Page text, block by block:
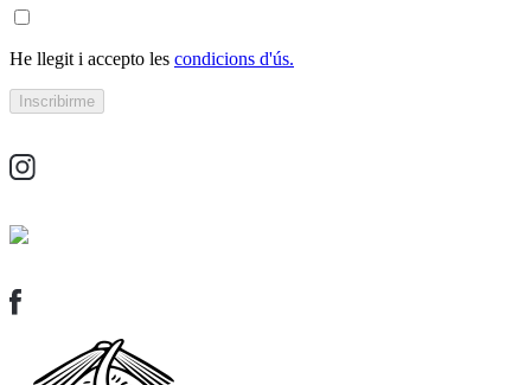
He llegit i accepto les condicions d'ús.